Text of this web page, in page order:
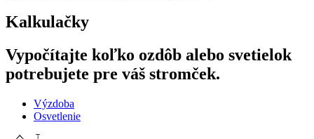
Kalkulačky
Vypočítajte koľko ozdôb alebo svetielok
potrebujete pre váš stromček.
Výzdoba
Osvetlenie